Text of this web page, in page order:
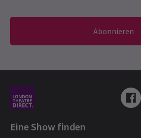
Abonnieren
Eine Show finden